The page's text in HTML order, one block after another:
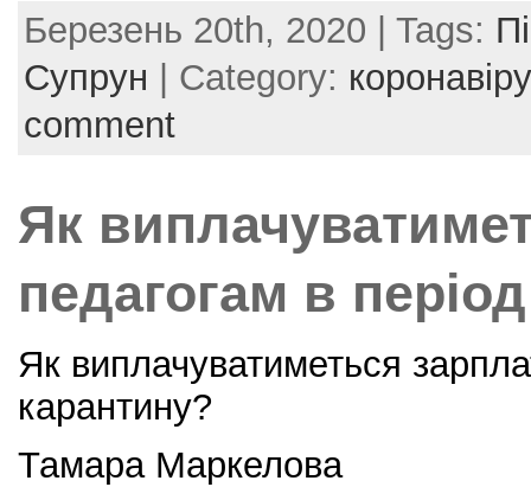
c
e
b
k
itt
er
er
e
st
ai
l
ar
e
Березень 20th, 2020 | Tags:
Супрун | Category:
comment
Як
педагогам в
Як виплачуватиметься
карантину?
Тамара Маркелова